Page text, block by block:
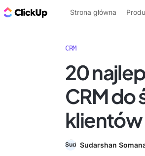
ClickUp Blog
Strona główna
CRM
20
CRM do
klientów
Sudarshan